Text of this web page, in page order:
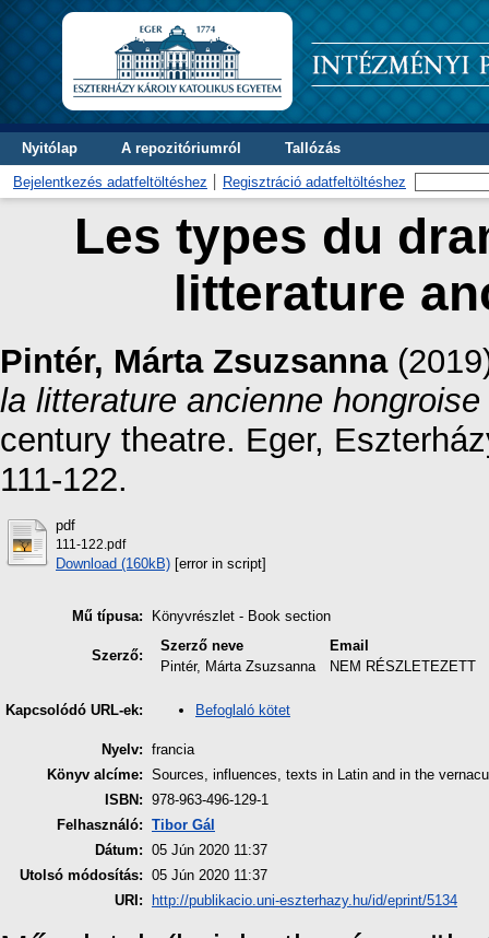
Nyitólap A repozitóriumról Tallózás
Bejelentkezés adatfeltöltéshez Regisztráció adatfeltöltéshez
Les types du
litterature
Pintér, Márta Zsuzsanna
la litterature ancienne hongroise
century theatre. Eger,
111-122.
pdf
111-122.pdf
Download (160kB) [error in script]
Mű típusa: Könyvrészlet - Book section
Szerző:
Szerző neve
Email
Pintér, Márta Zsuzsanna
NEM RÉSZLETEZETT
Kapcsolódó URL-ek: Befoglaló kötet
Nyelv: francia
Könyv alcíme: Sources, influences, texts in Latin and in the
ISBN: 978-963-496-129-1
Felhasználó: Tibor Gál
Dátum: 05 Jún 2020 11:37
Utolsó módosítás: 05 Jún 2020 11:37
URI:
http://publikacio.uni-eszterhazy.hu/id/eprint/5134